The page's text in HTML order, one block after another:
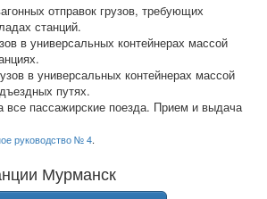
отправок грузов, требующих
станций.
в универсальных контейнерах массой
в универсальных контейнерах массой
путях.
все пассажирские поезда. Прием и выдача
руководство № 4.
Мурманск